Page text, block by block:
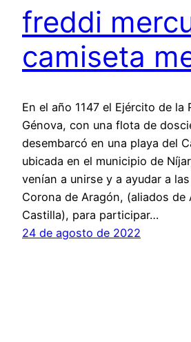
freddi
camiseta
En el año 1147 el Ejército de la
Génova, con una flota de
desembarcó en una playa del
ubicada en el municipio de
venían a unirse y a ayudar a
Corona de Aragón, (aliados de
Castilla), para participar…
24 de agosto de 2022